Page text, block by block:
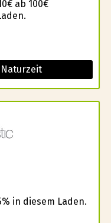
ab 100€
in diesem Laden.